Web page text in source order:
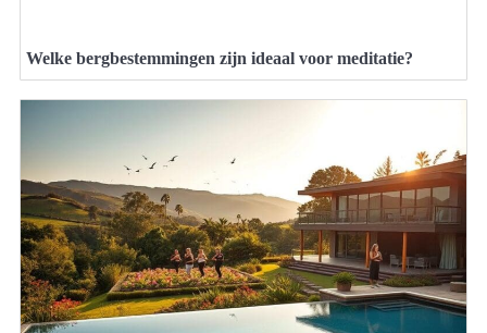
Welke bergbestemmingen zijn ideaal voor meditatie?